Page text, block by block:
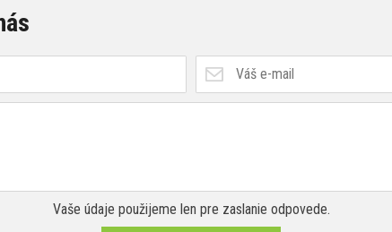
Vaše údaje použijeme len pre zaslanie odpovede.